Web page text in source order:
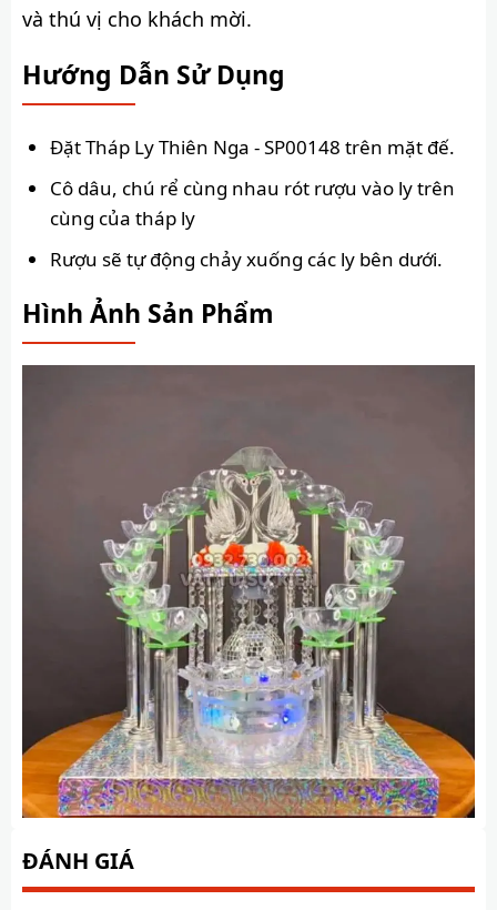
và thú vị cho khách mời.
Hướng Dẫn Sử Dụng
Đặt Tháp Ly Thiên Nga - SP00148 trên mặt đế.
Cô dâu, chú rể cùng nhau rót rượu vào ly trên
cùng của tháp ly
Rượu sẽ tự động chảy xuống các ly bên dưới.
Hình Ảnh Sản Phẩm
ĐÁNH GIÁ